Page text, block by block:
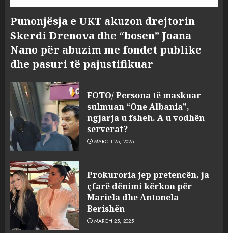
Punonjësja e UKT akuzon drejtorin
Skerdi Drenova dhe “bosen” Joana
Nano për abuzim me fondet publike
dhe pasuri të pajustifikuar
FOTO/ Persona të maskuar
sulmuan “One Albania”,
ngjarja u fsheh. A u vodhën
serverat?
MARCH 25, 2025
Prokuroria jep pretencën, ja
çfarë dënimi kërkon për
Mariela dhe Antonela
Berishën
MARCH 25, 2025